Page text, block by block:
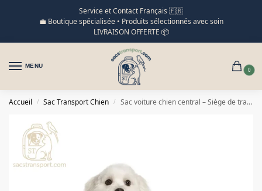
Service et Contact Français 🇫🇷
💼 Boutique spécialisée • Produits sélectionnés avec soin
LIVRAISON OFFERTE 📦
MENU
0
Accueil / Sac Transport Chien / Sac voiture chien central – Siège de transport sécurisé